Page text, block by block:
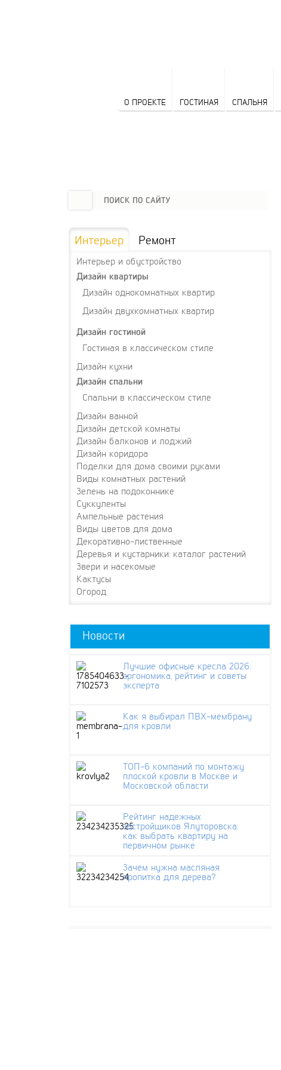
О ПРОЕКТЕ ГОСТИНАЯ СПАЛЬНЯ
Интерьер Ремонт
Интерьер и обустройство
Дизайн квартиры
Дизайн однокомнатных квартир
Дизайн двухкомнатных квартир
Дизайн гостиной
Гостиная в классическом стиле
Дизайн кухни
Дизайн спальни
Спальни в классическом стиле
Дизайн ванной
Дизайн детской комнаты
Дизайн балконов и лоджий
Дизайн коридора
Поделки для дома своими руками
Виды комнатных растений
Зелень на подоконнике
Суккуленты
Ампельные растения
Виды цветов для дома
Декоративно-лиственные
Деревья и кустарники: каталог растений
Звери и насекомые
Кактусы
Огород
Новости
Лучшие офисные кресла 2026:
эргономика, рейтинг и советы
эксперта
Как я выбирал ПВХ-мембрану
для кровли
ТОП-6 компаний по монтажу
плоской кровли в Москве и
Московской области
Рейтинг надежных
застройщиков Ялуторовска:
как выбрать квартиру на
первичном рынке
Зачем нужна масляная
пропитка для дерева?